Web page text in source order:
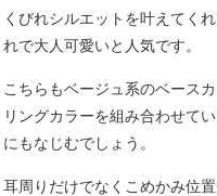
くびれシルエットを叶えてく
れで大人可愛いと人気です。
こちらもベージュ系のベース
リングカラーを組み合わせて
にもなじむでしょう。
耳周りだけでなくこめかみ位